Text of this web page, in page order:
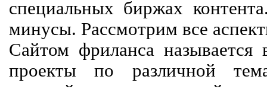
специальных биржах
минусы. Рассмотрим все
Сайтом фриланса называется
проекты по различной